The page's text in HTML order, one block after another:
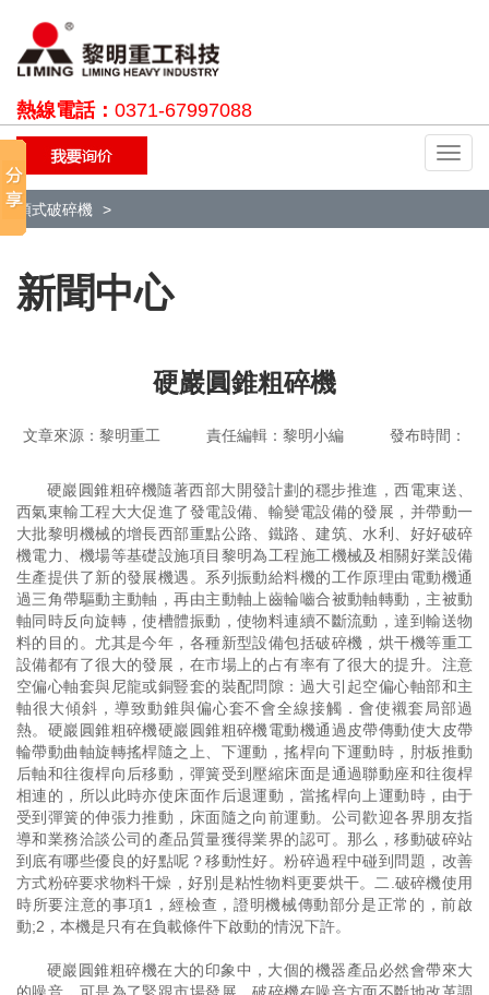
熱線電話： 0371-67997088
切
換
顎式破碎機
新聞中心
硬巖圓錐粗碎機
文章來源：黎明重工 責任編輯：黎明小編 發布時間：
硬巖圓錐粗碎機隨著西部大開發計劃的穩步推進，西電東送、
西氣東輸工程大大促進了發電設備、輸變電設備的發展，并帶動一
大批黎明機械的增長西部重點公路、鐵路、建筑、水利、好好破碎
機電力、機場等基礎設施項目黎明為工程施工機械及相關好業設備
生產提供了新的發展機遇。系列振動給料機的工作原理由電動機通
過三角帶驅動主動軸，再由主動軸上齒輪嚙合被動軸轉動，主被動
軸同時反向旋轉，使槽體振動，使物料連續不斷流動，達到輸送物
料的目的。尤其是今年，各種新型設備包括破碎機，烘干機等重工
設備都有了很大的發展，在市場上的占有率有了很大的提升。注意
空偏心軸套與尼龍或銅豎套的裝配問隙：過大引起空偏心軸部和主
軸很大傾斜，導致動錐與偏心套不會全線接觸．會使襯套局部過
熱。硬巖圓錐粗碎機硬巖圓錐粗碎機電動機通過皮帶傳動使大皮帶
輪帶動曲軸旋轉搖桿隨之上、下運動，搖桿向下運動時，肘板推動
后軸和往復桿向后移動，彈簧受到壓縮床面是通過聯動座和往復桿
相連的，所以此時亦使床面作后退運動，當搖桿向上運動時，由于
受到彈簧的伸張力推動，床面隨之向前運動。公司歡迎各界朋友指
導和業務洽談公司的產品質量獲得業界的認可。那么，移動破碎站
到底有哪些優良的好點呢？移動性好。粉碎過程中碰到問題，改善
方式粉碎要求物料干燥，好別是粘性物料更要烘干。二.破碎機使用
時所要注意的事項1，經檢查，證明機械傳動部分是正常的，前啟
動;2，本機是只有在負載條件下啟動的情況下許。
硬巖圓錐粗碎機在大的印象中，大個的機器產品必然會帶來大